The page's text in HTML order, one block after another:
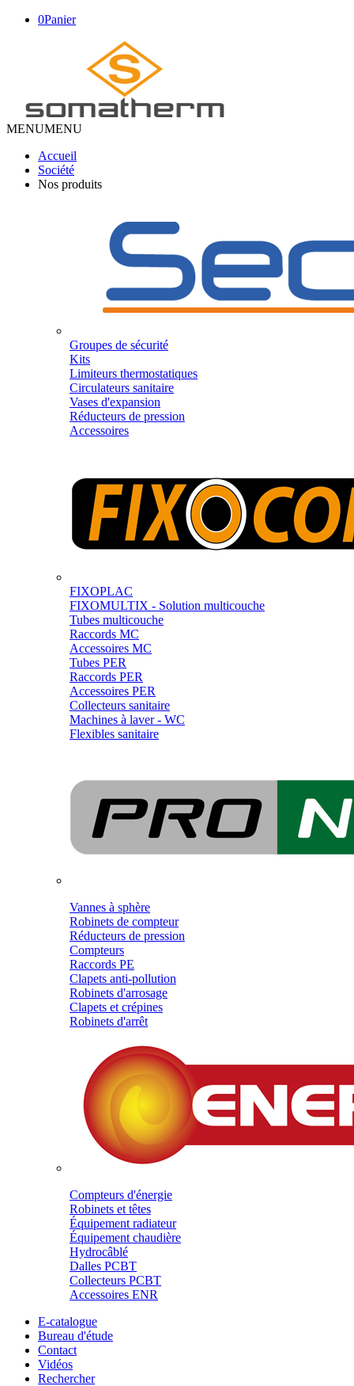
0Panier
MENUMENU
Accueil
Société
Nos produits
Groupes de sécurité
Kits
Limiteurs thermostatiques
Circulateurs sanitaire
Vases d'expansion
Réducteurs de pression
Accessoires
FIXOPLAC
FIXOMULTIX - Solution multicouche
Tubes multicouche
Raccords MC
Accessoires MC
Tubes PER
Raccords PER
Accessoires PER
Collecteurs sanitaire
Machines à laver - WC
Flexibles sanitaire
Vannes à sphère
Robinets de compteur
Réducteurs de pression
Compteurs
Raccords PE
Clapets anti-pollution
Robinets d'arrosage
Clapets et crépines
Robinets d'arrêt
Compteurs d'énergie
Robinets et têtes
Équipement radiateur
Équipement chaudière
Hydrocâblé
Dalles PCBT
Collecteurs PCBT
Accessoires ENR
E-catalogue
Bureau d'étude
Contact
Vidéos
Rechercher